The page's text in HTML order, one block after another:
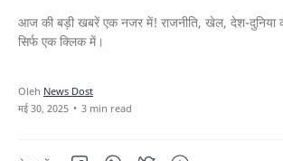
आज की बड़ी खबरें एक नजर में! राजनीति, खेल, देश-दुनिया
सिर्फ एक क्लिक में।
3 min read